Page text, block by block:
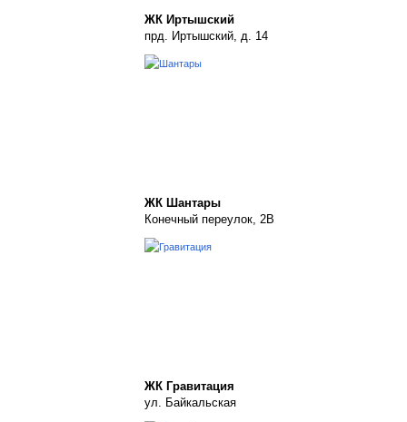
ЖК Иртышский
прд. Иртышский, д. 14
ЖК Шантары
Конечный переулок, 2В
ЖК Гравитация
ул. Байкальская